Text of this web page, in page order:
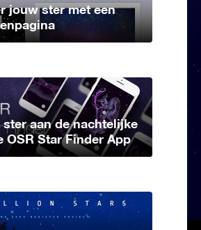
jouw ster met een
aan de nachtelijke
OSR Star Finder App